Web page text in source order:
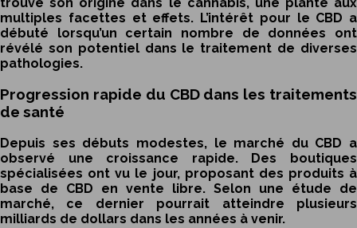
multiples facettes et effets. L’intérêt pour le CBD a
débuté lorsqu’un certain nombre de données ont
révélé son potentiel dans le traitement de diverses
pathologies.
Progression rapide du CBD dans les traitements
de santé
Depuis ses débuts modestes, le marché du CBD a
observé une croissance rapide. Des boutiques
spécialisées ont vu le jour, proposant des produits à
base de CBD en vente libre. Selon une étude de
marché, ce dernier pourrait atteindre plusieurs
milliards de dollars dans les années à venir.